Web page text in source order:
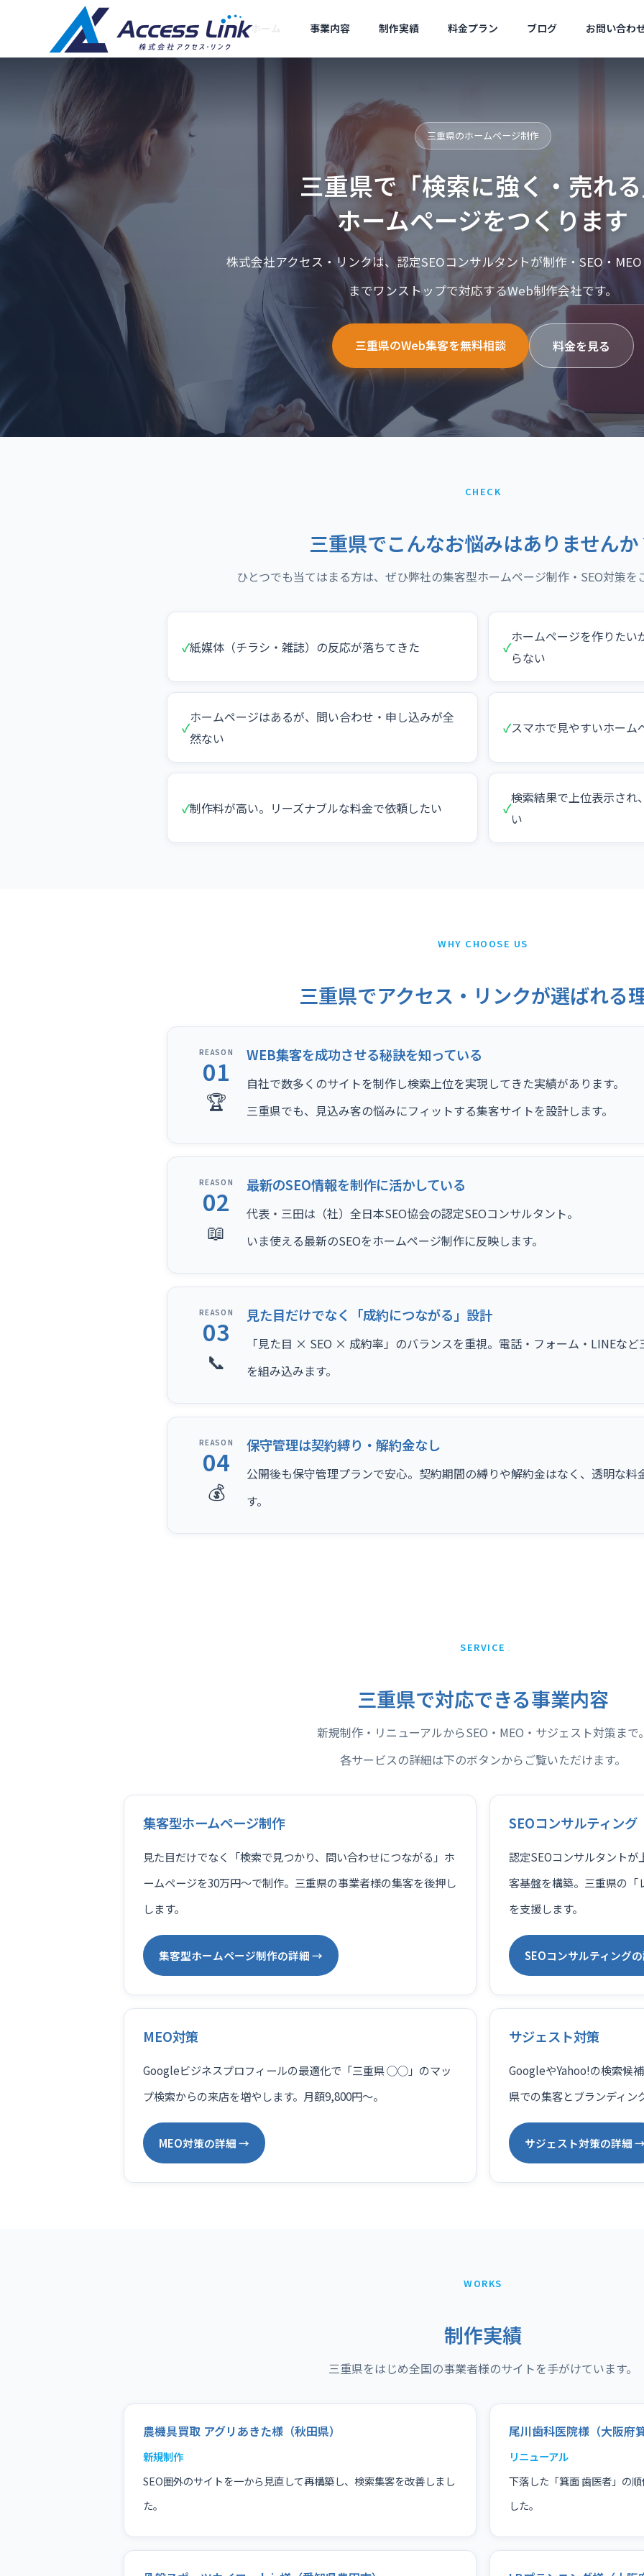
ホーム 事業内容 制作実績 料金プラン ブログ お問い合わ
集客型ホームペー
ジ制作
SEOに強い「売れるホ
ームページ」をお届け
します
SEOコンサルティ
ング
あなたの会社のレンタ
ルWEB部長に
MEO対策
Googleマップ対策は必
須です
サジェ
（サジ
告）
コスパ良く
現！
クロールバジェットとは？Go
ogle公式更新と中小企業の対
策
セキュリティ
Googleを名乗る不審な電話・
SMSの見分け方
Googleトレンドが
に対応｜キーワード
会社概要
Company Profile
提携企業
Partner companies
三重県のホームページ制作
三重県で「検索に強く・売れ
ホームページをつくります
株式会社アクセス・リンクは、認定SEOコンサルタントが制作・SEO・
までワンストップで対応するWeb制作会社です。
三重県のWeb集客を無料相談 料金を見る
CHECK
三重県でこんなお悩みはありませんか
ひとつでも当てはまる方は、ぜひ弊社の集客型ホームページ制作・SEO対策を
✓紙媒体（チラシ・雑誌）の反応が落ちてきた ✓
ホームページを作りたい
らない
✓
ホームページはあるが、問い合わせ・申し込みが全
然ない
✓スマホで見やすいホーム
✓制作料が高い。リーズナブルな料金で依頼したい ✓
検索結果で上位表示され
い
WHY CHOOSE US
三重県でアクセス・リンクが選ばれる
REASON
01
🏆
WEB集客を成功させる秘訣を知っている
自社で数多くのサイトを制作し検索上位を実現してきた実績があります。
三重県でも、見込み客の悩みにフィットする集客サイトを設計します。
REASON
02
📖
最新のSEO情報を制作に活かしている
代表・三田は（社）全日本SEO協会の認定SEOコンサルタント。
いま使える最新のSEOをホームページ制作に反映します。
REASON
03
📞
見た目だけでなく「成約につながる」設計
「見た目 × SEO × 成約率」のバランスを重視。電話・フォーム・LINEな
を組み込みます。
REASON
04
💰
保守管理は契約縛り・解約金なし
公開後も保守管理プランで安心。契約期間の縛りや解約金はなく、透明な料
す。
SERVICE
三重県で対応できる事業内容
新規制作・リニューアルからSEO・MEO・サジェスト対策まで
各サービスの詳細は下のボタンからご覧いただけます。
集客型ホームページ制作
見た目だけでなく「検索で見つかり、問い合わせにつながる」ホ
ームページを30万円〜で制作。三重県の事業者様の集客を後押し
します。
集客型ホームページ制作の詳細 →
SEOコンサルティング
認定SEOコンサルタント
客基盤を構築。三重県の「
を支援します。
SEOコンサルティング
MEO対策
Googleビジネスプロフィールの最適化で「三重県 ◯◯」のマッ
プ検索からの来店を増やします。月額9,800円〜。
MEO対策の詳細 →
サジェスト対策
GoogleやYahoo!の検索候
県での集客とブランディン
サジェスト対策の詳細
WORKS
制作実績
三重県をはじめ全国の事業者様のサイトを手がけています。
農機具買取 アグリあきた様（秋田県）
新規制作
SEO圏外のサイトを一から見直して再構築し、検索集客を改善しまし
た。
尾川歯科医院様（大阪府
リニューアル
下落した「箕面 歯医者」の
した。